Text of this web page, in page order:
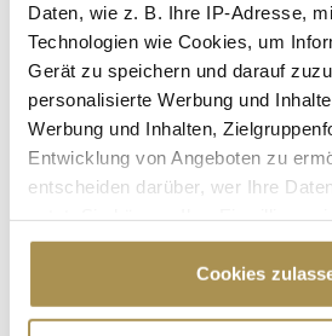
Daten, wie z. B. Ihre IP-Adresse,
Technologien wie Cookies, um
Gerät zu speichern und darauf
personalisierte Werbung und
Werbung und Inhalten,
Entwicklung von Angeboten zu
entscheiden darüber, wer Ihre
Cookie-Erklärung oder durch
Trigger Symbol ändern oder
Cookies